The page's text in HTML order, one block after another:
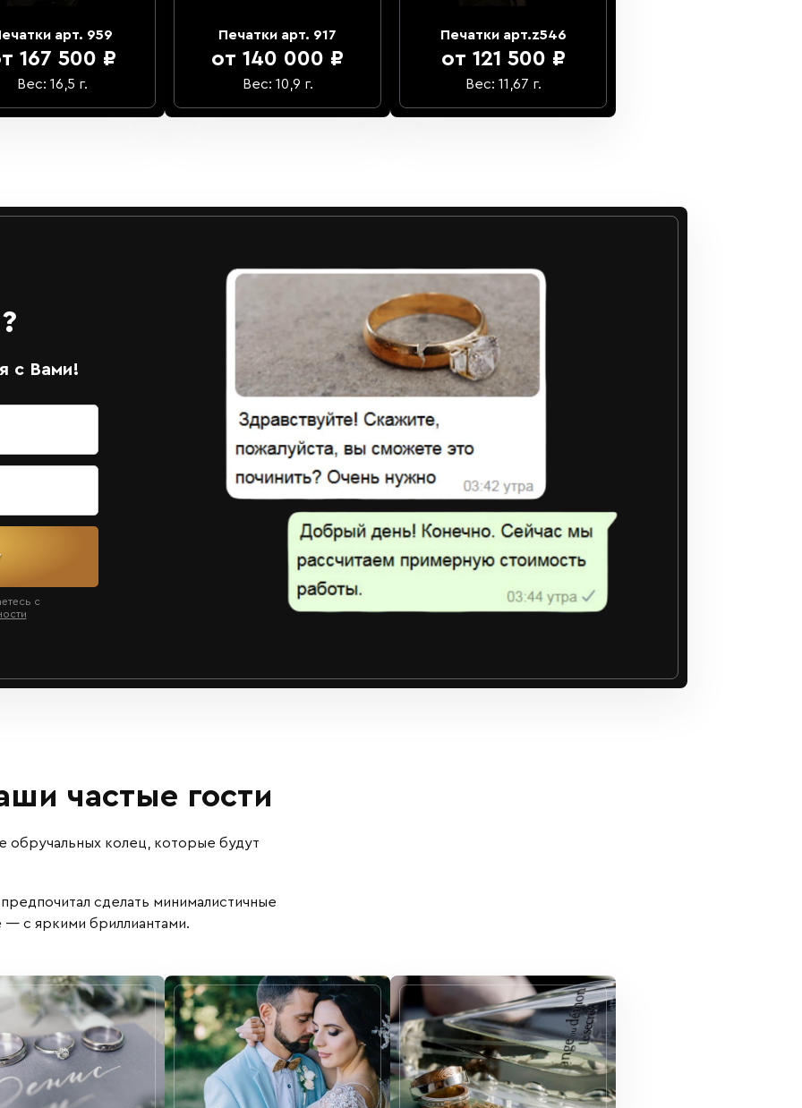
арт. 959
167 500 ₽
Вес: 16,5 г.
Печатки арт. 917
от 140 000 ₽
Вес: 10,9 г.
Печатки арт.z546
от 121 500 ₽
Вес: 11,67 г.
с Вами!
с
частые гости
обручальных колец, которые будут
сделать минималистичные
— с яркими бриллиантами.